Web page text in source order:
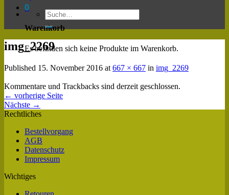
0
Warenkorb
Es befinden sich keine Produkte im Warenkorb.
img_2269
Published 15. November 2016 at 667 × 667 in img_2269
Kommentare und Trackbacks sind derzeit geschlossen.
← vorherige Seite
Nächste →
Rechtliches
Bestellvorgang
AGB
Datenschutz
Impressum
Wichtiges